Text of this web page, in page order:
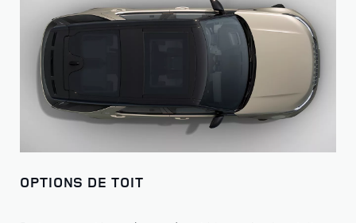
OPTIONS DE TOIT